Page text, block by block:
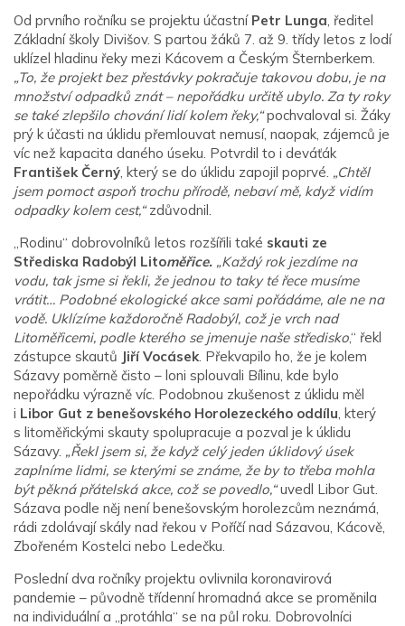
Od prvního ročníku se projektu účastní Petr Lunga, ředitel
Základní školy Divišov. S partou žáků 7. až 9. třídy letos z lodí
uklízel hladinu řeky mezi Kácovem a Českým Šternberkem.
„To, že projekt bez přestávky pokračuje takovou dobu, je na
množství odpadků znát – nepořádku určitě ubylo. Za ty roky
se také zlepšilo chování lidí kolem řeky,“pochvaloval si. Žáky
prý k účasti na úklidu přemlouvat nemusí, naopak, zájemců je
víc než kapacita daného úseku. Potvrdil to i deváťák
František Černý, který se do úklidu zapojil poprvé. „Chtěl
jsem pomoct aspoň trochu přírodě, nebaví mě, když vidím
odpadky kolem cest,“zdůvodnil.
„Rodinu“ dobrovolníků letos rozšířili také skauti ze
Střediska Radobýl Litoměřice. „Každý rok jezdíme na
vodu, tak jsme si řekli, že jednou to taky té řece musíme
vrátit… Podobné ekologické akce sami pořádáme, ale ne na
vodě. Uklízíme každoročně Radobýl, což je vrch nad
Litoměřicemi, podle kterého se jmenuje naše středisko,“ řekl
zástupce skautů Jiří Vocásek. Překvapilo ho, že je kolem
Sázavy poměrně čisto – loni splouvali Bílinu, kde bylo
nepořádku výrazně víc. Podobnou zkušenost z úklidu měl
i Libor Gut z benešovského Horolezeckého oddílu, který
s litoměřickými skauty spolupracuje a pozval je k úklidu
Sázavy. „Řekl jsem si, že když celý jeden úklidový úsek
zaplníme lidmi, se kterými se známe, že by to třeba mohla
být pěkná přátelská akce, což se povedlo,“uvedl Libor Gut.
Sázava podle něj není benešovským horolezcům neznámá,
rádi zdolávají skály nad řekou v Poříčí nad Sázavou, Kácově,
Zbořeném Kostelci nebo Ledečku.
Poslední dva ročníky projektu ovlivnila koronavirová
pandemie – původně třídenní hromadná akce se proměnila
na individuální a „protáhla“ se na půl roku. Dobrovolníci